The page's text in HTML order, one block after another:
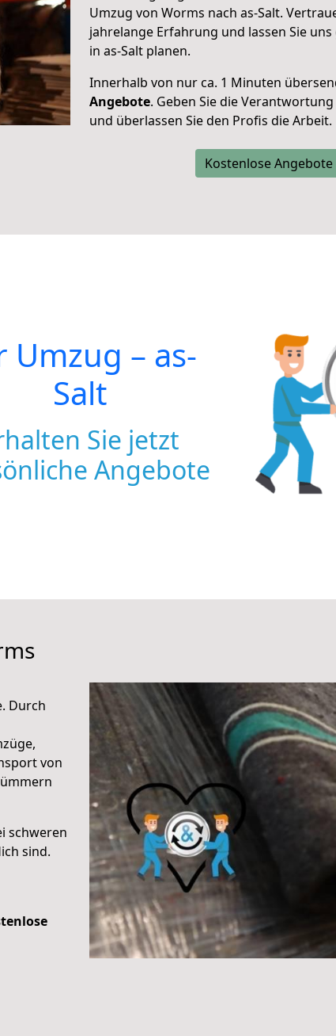
Umzug von Worms nach as-Salt.
jahrelange Erfahrung und lassen Sie
in as-Salt planen.
Innerhalb von nur ca. 1 Minuten
Angebote. Geben Sie die
und überlassen Sie den Profis die Arbeit.
Kostenlose
Umzug – as-
Salt
Sie jetzt
Angebote
Durch
von
schweren
sind.